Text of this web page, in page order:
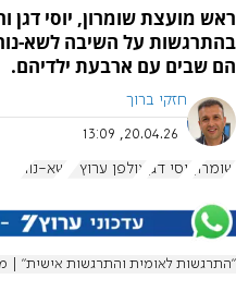
ראש מועצת שומרון, יוסי דגן
בהתרגשות על השיבה לשא-נור,
הם שבים עם ארבעת ילדיהם.
חזקי ברוך
20.04.26, 13:09
שומרון יוסי דגן אולפן ערוץ 7 שא-נור
"התרגשות לאומית והתרגשות אישית" |